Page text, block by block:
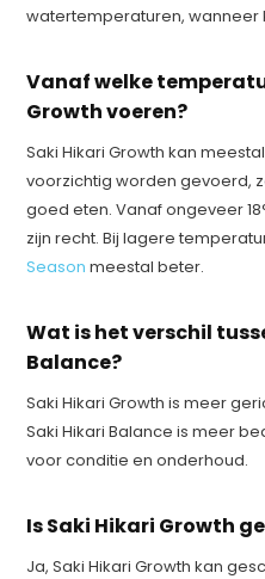
watertemperaturen, wanneer
Vanaf welke
Growth voeren?
Saki Hikari Growth kan
voorzichtig worden gevoerd,
goed eten. Vanaf ongeveer
zijn recht. Bij lagere
Season meestal beter.
Wat is het verschil
Balance?
Saki Hikari Growth is meer
Saki Hikari Balance is meer
voor conditie en onderhoud.
Is Saki Hikari Growth
Ja, Saki Hikari Growth kan